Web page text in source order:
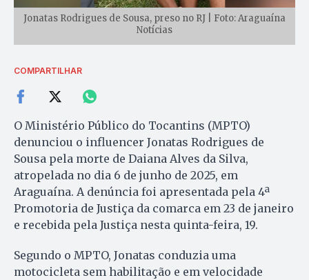
Jonatas Rodrigues de Sousa, preso no RJ | Foto: Araguaína
Notícias
COMPARTILHAR
O Ministério Público do Tocantins (MPTO)
denunciou o influencer Jonatas Rodrigues de
Sousa pela morte de Daiana Alves da Silva,
atropelada no dia 6 de junho de 2025, em
Araguaína. A denúncia foi apresentada pela 4ª
Promotoria de Justiça da comarca em 23 de janeiro
e recebida pela Justiça nesta quinta-feira, 19.
Segundo o MPTO, Jonatas conduzia uma
motocicleta sem habilitação e em velocidade